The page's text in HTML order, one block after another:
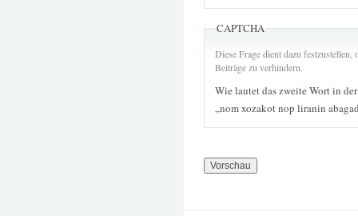
CAPTCHA
Diese Frage dient dazu
Beiträge zu verhindern.
Wie lautet das zweite Wort in
„nom xozakot nop liranin